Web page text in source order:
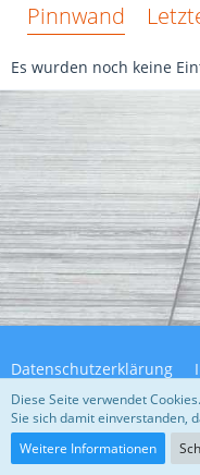
Pinnwand
Es wurden noch keine
Datenschutzerklärung
Community-
Diese Seite verwendet
Sie sich damit einverstanden,
Weitere Informationen